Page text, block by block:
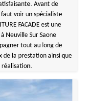
Avant de
voir un spécialiste
FACADE est une
Neuville Sur Saone
tout au long de
la prestation ainsi que
réalisation.